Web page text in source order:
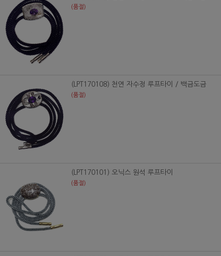
(품절)
(LPT170108) 천연 자수정 루프타이 / 백금도금
(품절)
(LPT170101) 오닉스 원석 루프타이
(품절)